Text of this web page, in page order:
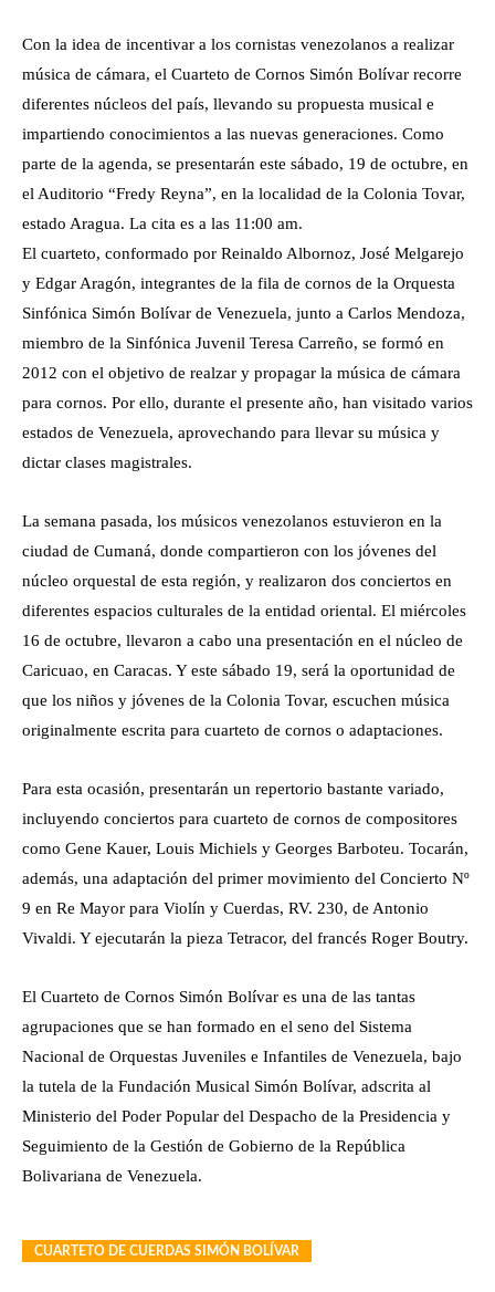
Con la idea de incentivar a los cornistas venezolanos a realizar
música de cámara, el Cuarteto de Cornos Simón Bolívar recorre
diferentes núcleos del país, llevando su propuesta musical e
impartiendo conocimientos a las nuevas generaciones. Como
parte de la agenda, se presentarán este sábado, 19 de octubre, en
el Auditorio “Fredy Reyna”, en la localidad de la Colonia Tovar,
estado Aragua. La cita es a las 11:00 am.
El cuarteto, conformado por Reinaldo Albornoz, José Melgarejo
y Edgar Aragón, integrantes de la fila de cornos de la Orquesta
Sinfónica Simón Bolívar de Venezuela, junto a Carlos Mendoza,
miembro de la Sinfónica Juvenil Teresa Carreño, se formó en
2012 con el objetivo de realzar y propagar la música de cámara
para cornos. Por ello, durante el presente año, han visitado varios
estados de Venezuela, aprovechando para llevar su música y
dictar clases magistrales.
La semana pasada, los músicos venezolanos estuvieron en la
ciudad de Cumaná, donde compartieron con los jóvenes del
núcleo orquestal de esta región, y realizaron dos conciertos en
diferentes espacios culturales de la entidad oriental. El miércoles
16 de octubre, llevaron a cabo una presentación en el núcleo de
Caricuao, en Caracas. Y este sábado 19, será la oportunidad de
que los niños y jóvenes de la Colonia Tovar, escuchen música
originalmente escrita para cuarteto de cornos o adaptaciones.
Para esta ocasión, presentarán un repertorio bastante variado,
incluyendo conciertos para cuarteto de cornos de compositores
como Gene Kauer, Louis Michiels y Georges Barboteu. Tocarán,
además, una adaptación del primer movimiento del Concierto Nº
9 en Re Mayor para Violín y Cuerdas, RV. 230, de Antonio
Vivaldi. Y ejecutarán la pieza Tetracor, del francés Roger Boutry.
El Cuarteto de Cornos Simón Bolívar es una de las tantas
agrupaciones que se han formado en el seno del Sistema
Nacional de Orquestas Juveniles e Infantiles de Venezuela, bajo
la tutela de la Fundación Musical Simón Bolívar, adscrita al
Ministerio del Poder Popular del Despacho de la Presidencia y
Seguimiento de la Gestión de Gobierno de la República
Bolivariana de Venezuela.
CUARTETO DE CUERDAS SIMÓN BOLÍVAR